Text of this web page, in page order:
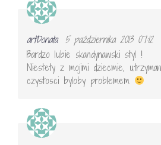
artDonata
5 października 2013 07:12
Bardzo lubie skandynawski styl !
Niestety z mojimi dziecmie,
czystosci byloby problemem